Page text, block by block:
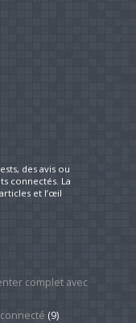
des avis ou
connectés. La
et l’œil
complet avec
(9)